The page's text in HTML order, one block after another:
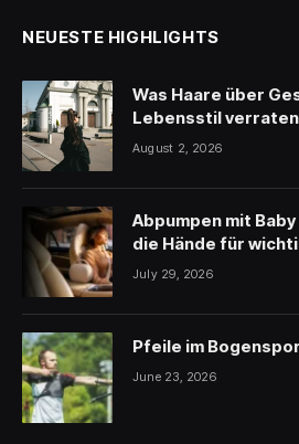
NEUESTE HIGHLIGHTS
Was Haare über
Lebensstil
August 2, 2026
Abpumpen mit
die Hände für
July 29, 2026
Pfeile im
June 23, 2026